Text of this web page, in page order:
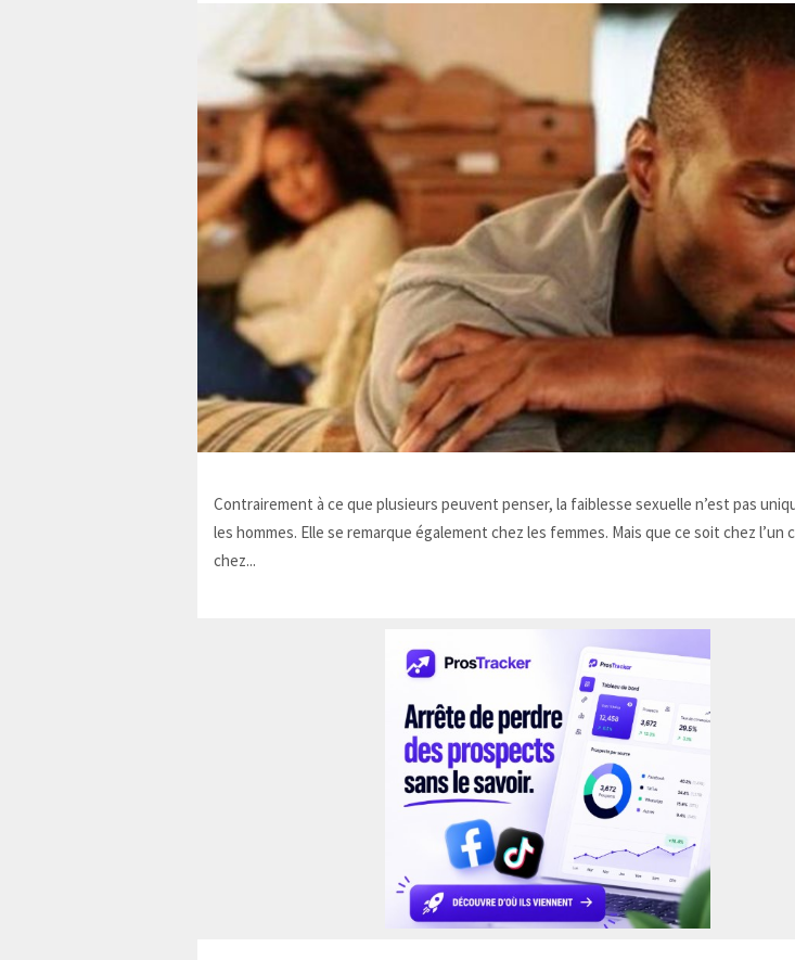
Contrairement à ce que plusieurs peuvent penser, la faiblesse sexuelle n’est pas
les hommes. Elle se remarque également chez les femmes. Mais que ce soit chez l’un
chez...